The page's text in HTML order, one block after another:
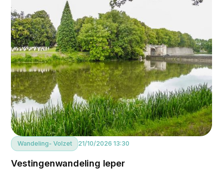
Wandeling- Volzet 21/10/2026 13:30
Vestingenwandeling Ieper